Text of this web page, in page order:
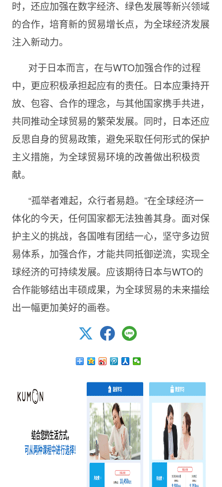
时，还应加强在数字经济、绿色发展等新兴领域
的合作，培育新的贸易增长点，为全球经济发展
注入新动力。
对于日本而言，在与WTO加强合作的过程
中，更应积极承担起应有的责任。日本应秉持开
放、包容、合作的理念，与其他国家携手共进，
共同推动全球贸易的繁荣发展。同时，日本还应
反思自身的贸易政策，避免采取任何形式的保护
主义措施，为全球贸易环境的改善做出积极贡
献。
“孤举者难起，众行者易趋。”在全球经济一
体化的今天，任何国家都无法独善其身。面对保
护主义的挑战，各国唯有团结一心，坚守多边贸
易体系，加强合作，才能共同抵御逆流，实现全
球经济的可持续发展。应该期待日本与WTO的
合作能够结出丰硕成果，为全球贸易的未来描绘
出一幅更加美好的画卷。